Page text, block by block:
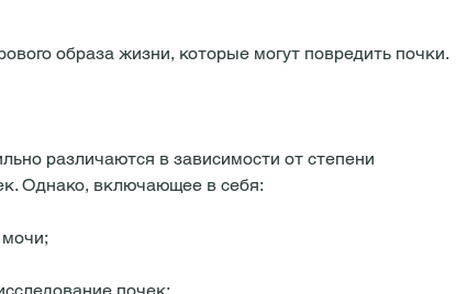
образа жизни, которые могут повредить почки.
различаются в зависимости от степени
Однако, включающее в себя: